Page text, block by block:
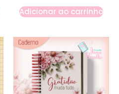
Adicionar ao carrinho